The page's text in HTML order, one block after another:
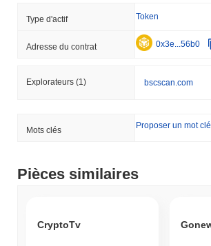
Type d'actif Token
Adresse du contrat 0x3e...56b0
Explorateurs (1) bscscan.com
Mots clés Proposer un mot clé
Pièces similaires
CryptoTv